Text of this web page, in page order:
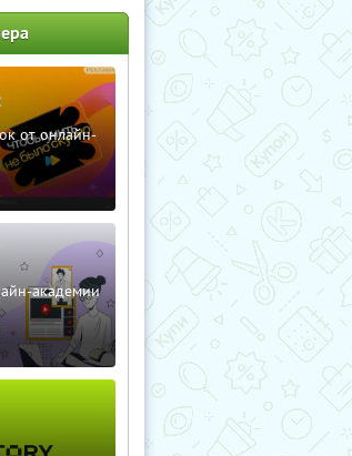
от онлайн-
академии